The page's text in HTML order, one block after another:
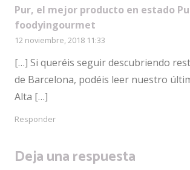
Pur, el mejor producto en estado
foodyingourmet
12 noviembre, 2018 11:33
[…] Si queréis seguir descubriendo
de Barcelona, podéis leer nuestro
Alta […]
Responder
Deja una respuesta